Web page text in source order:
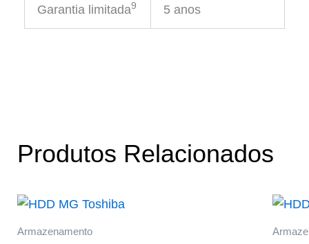
Garantia limitada9 5 anos
Produtos Relacionados
Armazenamento